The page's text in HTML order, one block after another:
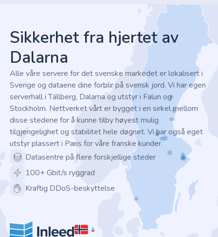
Sikkerhet fra hjertet av
Dalarna
Alle våre servere for det svenske markedet er lokalisert i
Sverige og dataene dine forblir på svensk jord. Vi har egen
serverhall i Tällberg, Dalarna og utstyr i Falun og
Stockholm. Nettverket vårt er bygget i en sirkel mellom
disse stedene for å kunne tilby høyest mulig
tilgjengelighet og stabilitet hele døgnet. Vi har også eget
utstyr plassert i Paris for våre franske kunder.
Datasentre på flere forskjellige steder
100+ Gbit/s ryggrad
Kraftig DDoS-beskyttelse